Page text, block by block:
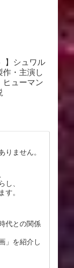
】シュワル
作・主演し
ヒューマン
りません。
し、
す。
代との関係
」を紹介し